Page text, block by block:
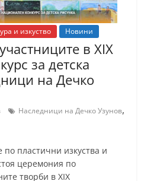
и изкуство Новини
в XIX
за детска
на Дечко
Наследници на Дечко Узунов,
пластични изкуства и
церемония по
творби в XIX